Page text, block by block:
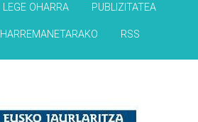
LEGE OHARRA PUBLIZITATEA
HARREMANETARAKO RSS